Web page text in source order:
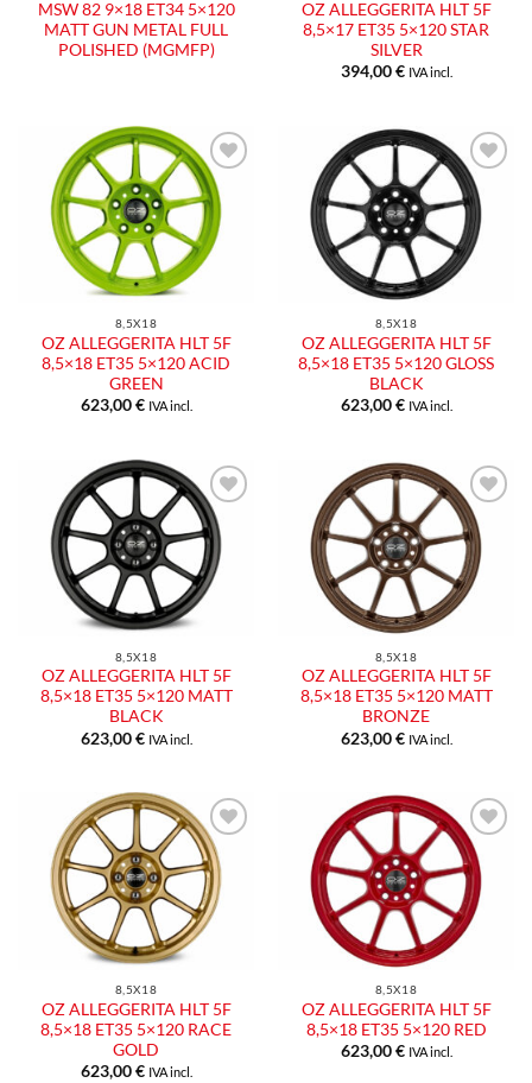
MSW 82 9×18 ET34 5×120
MATT GUN METAL FULL
POLISHED (MGMFP)
OZ ALLEGGERITA HLT 5F
8,5×17 ET35 5×120 STAR
SILVER
394,00€ IVA incl.
8,5X18
OZ ALLEGGERITA HLT 5F
8,5×18 ET35 5×120 ACID
GREEN
623,00€ IVA incl.
8,5X18
OZ ALLEGGERITA HLT 5F
8,5×18 ET35 5×120 GLOSS
BLACK
623,00€ IVA incl.
8,5X18
OZ ALLEGGERITA HLT 5F
8,5×18 ET35 5×120 MATT
BLACK
623,00€ IVA incl.
8,5X18
OZ ALLEGGERITA HLT 5F
8,5×18 ET35 5×120 MATT
BRONZE
623,00€ IVA incl.
8,5X18
OZ ALLEGGERITA HLT 5F
8,5×18 ET35 5×120 RACE
GOLD
623,00€ IVA incl.
8,5X18
OZ ALLEGGERITA HLT 5F
8,5×18 ET35 5×120 RED
623,00€ IVA incl.